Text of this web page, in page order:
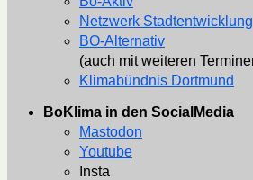
Netzwerk Stadtentwicklung
BO-Alternativ
(auch mit weiteren
Klimabündnis Dortmund
BoKlima in den SocialMedia
Mastodon
Youtube
Insta